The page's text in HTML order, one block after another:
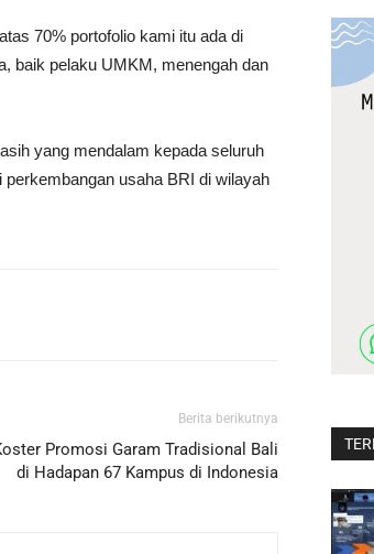
70% portofolio kami itu ada di
baik pelaku UMKM, menengah dan
yang mendalam kepada seluruh
usaha BRI di wilayah
Berita berikutnya
Promosi Garam Tradisional Bali
di Hadapan 67 Kampus di Indonesia